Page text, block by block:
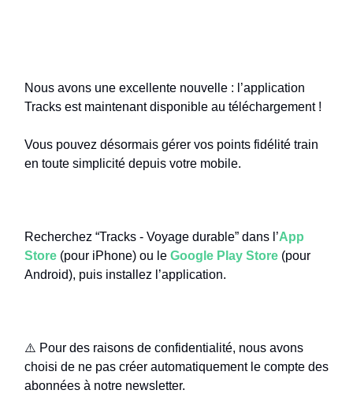
Nous avons une excellente nouvelle : l’application
Tracks est maintenant disponible au téléchargement !
Vous pouvez désormais gérer vos points fidélité train
en toute simplicité depuis votre mobile.
Recherchez “Tracks - Voyage durable” dans l’App
Store (pour iPhone) ou le Google Play Store (pour
Android), puis installez l’application.
⚠️ Pour des raisons de confidentialité, nous avons
choisi de ne pas créer automatiquement le compte des
abonnées à notre newsletter.